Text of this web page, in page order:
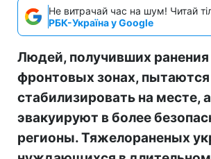
Не витрачай час на шум! Читай
РБК-Україна у Google
Людей, получивших ранения
фронтовых зонах, пытаются
стабилизировать на месте,
эвакуируют в более
регионы. Тяжелораненых